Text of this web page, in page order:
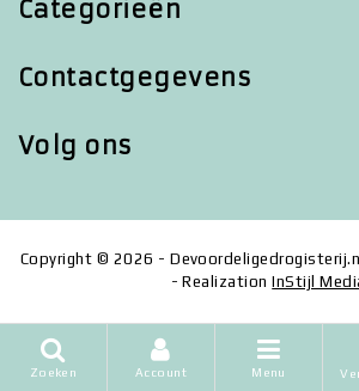
Categorieën
Contactgegevens
Volg ons
Copyright © 2026 -
- RealizationInStijl
Zoeken Account Menu